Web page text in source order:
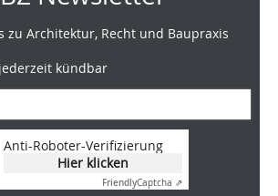
zu Architektur, Recht und Baupraxis
kündbar
Anti-Roboter-Verifizierung
Hier klicken
FriendlyCaptcha ⇗